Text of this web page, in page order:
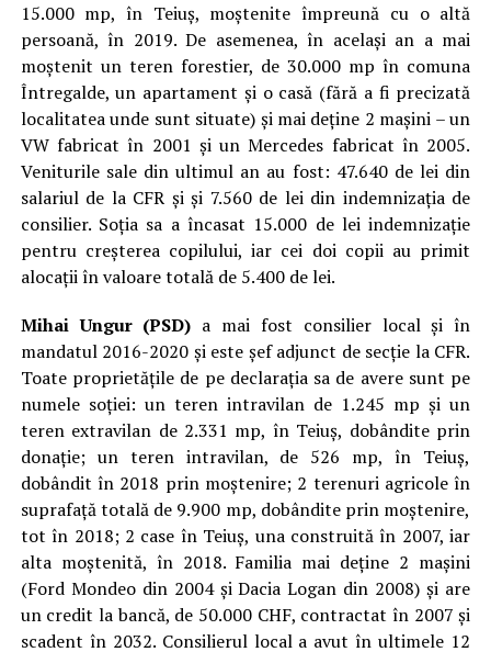
15.000 mp, în Teiuș, moștenite împreună cu o altă
persoană, în 2019. De asemenea, în același an a mai
moștenit un teren forestier, de 30.000 mp în comuna
Întregalde, un apartament și o casă (fără a fi precizată
localitatea unde sunt situate) și mai deține 2 mașini – un
VW fabricat în 2001 și un Mercedes fabricat în 2005.
Veniturile sale din ultimul an au fost: 47.640 de lei din
salariul de la CFR și și 7.560 de lei din indemnizația de
consilier. Soția sa a încasat 15.000 de lei indemnizație
pentru creșterea copilului, iar cei doi copii au primit
alocații în valoare totală de 5.400 de lei.
Mihai Ungur (PSD) a mai fost consilier local și în
mandatul 2016-2020 și este șef adjunct de secție la CFR.
Toate proprietățile de pe declarația sa de avere sunt pe
numele soției: un teren intravilan de 1.245 mp și un
teren extravilan de 2.331 mp, în Teiuș, dobândite prin
donație; un teren intravilan, de 526 mp, în Teiuș,
dobândit în 2018 prin moștenire; 2 terenuri agricole în
suprafață totală de 9.900 mp, dobândite prin moștenire,
tot în 2018; 2 case în Teiuș, una construită în 2007, iar
alta moștenită, în 2018. Familia mai deține 2 mașini
(Ford Mondeo din 2004 și Dacia Logan din 2008) și are
un credit la bancă, de 50.000 CHF, contractat în 2007 și
scadent în 2032. Consilierul local a avut în ultimele 12